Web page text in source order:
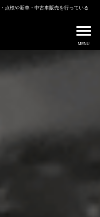
点検や新車・中古車販売を行っている
MENU